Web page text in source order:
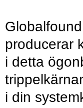
producerar
i detta
i din